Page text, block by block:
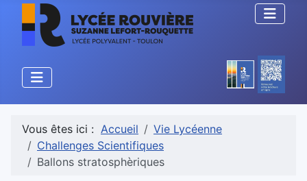
Vous êtes ici : Accueil
Vie Lycéenne
Challenges Scientifiques
Ballons stratosphèriques